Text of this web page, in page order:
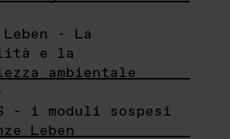
Leben - La
e la
ambientale
- i moduli sospesi
Leben